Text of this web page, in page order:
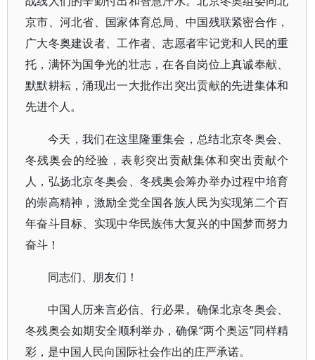
京市、河北省、国家体育总局、中国残联紧密合作，
广大冬奥建设者、工作者、志愿者牢记党和人民的重
托，满怀为国争光的壮志，在各自岗位上真诚奉献、
默默耕耘，涌现出一大批作出突出贡献的先进集体和
先进个人。
今天，我们在这里隆重集会，总结北京冬奥会、
冬残奥会的经验，表彰突出贡献集体和突出贡献个
人，弘扬北京冬奥会、冬残奥会筹办举办过程中培育
的崇高精神，激励全党全国各族人民为实现第二个百
年奋斗目标、实现中华民族伟大复兴的中国梦而努力
奋斗！
同志们、朋友们！
中国人历来言必信、行必果。确保北京冬奥会、
冬残奥会如期安全顺利举办，确保“两个奥运”同样精
彩，是中国人民向国际社会作出的庄严承诺。